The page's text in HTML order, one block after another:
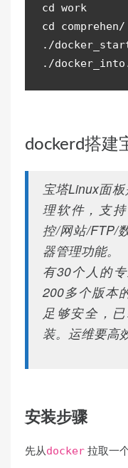
cd
cd comprehen/
./
./docker_into
dockerd搭建
宝塔Linux面
理软件，支
控/网站/FTP/
器管理功能。
有30个人的
200多个版本
足够安全，
装。运维要高
安装步骤
先从docker 拉取一